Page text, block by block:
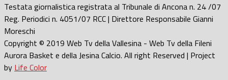
Testata giornalistica registrata al Tribunale di Ancona n. 24 /07
Reg. Periodici n. 4051/07 RCC | Direttore Responsabile Gianni
Moreschi
Copyright © 2019 Web Tv della Vallesina - Web Tv della Fileni
Aurora Basket e della Jesina Calcio. All right Reserved | Project
by Life Color